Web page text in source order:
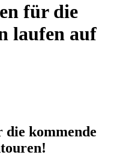
für die
laufen auf
kommende